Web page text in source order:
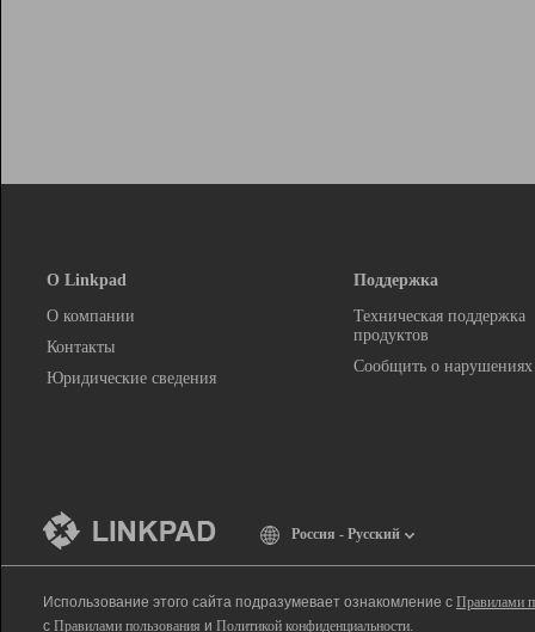
О Linkpad
О компании
Контакты
Юридические сведения
Поддержка
Техническая поддержка
продуктов
Сообщить о нарушениях
Россия - Русский
Использование этого сайта подразумевает ознакомление с Правилами
с Правилами пользования и Политикой конфиденциальности.